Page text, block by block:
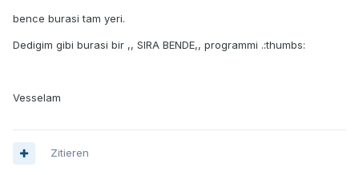
bence burasi tam yeri.
Dedigim gibi burasi bir ,, SIRA BENDE,, programmi .:thumbs:
Vesselam
Zitieren